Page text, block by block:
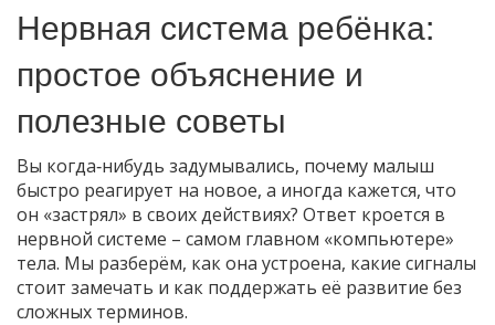
Нервная система ребёнка:
простое объяснение и
полезные советы
Вы когда‑нибудь задумывались, почему малыш
быстро реагирует на новое, а иногда кажется, что
он «застрял» в своих действиях? Ответ кроется в
нервной системе – самом главном «компьютере»
тела. Мы разберём, как она устроена, какие сигналы
стоит замечать и как поддержать её развитие без
сложных терминов.